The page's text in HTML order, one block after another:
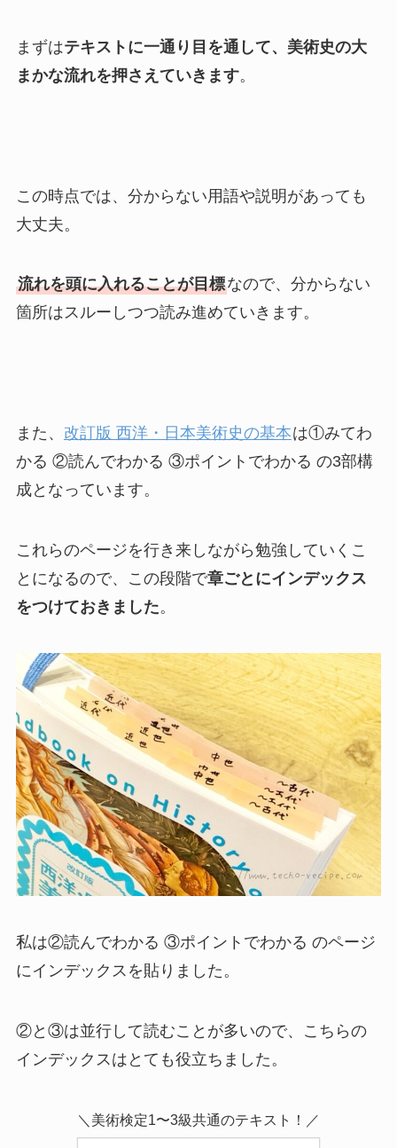
まずはテキストに一通り目を通して、美術史の大
まかな流れを押さえていきます。
この時点では、分からない用語や説明があっても
大丈夫。
流れを頭に入れることが目標なので、分からない
箇所はスルーしつつ読み進めていきます。
また、 改訂版 西洋・日本美術史の基本は①みてわ
かる ②読んでわかる ③ポイントでわかる の3部構
成となっています。
これらのページを行き来しながら勉強していくこ
とになるので、この段階で章ごとにインデックス
をつけておきました。
私は②読んでわかる ③ポイントでわかる のページ
にインデックスを貼りました。
②と③は並行して読むことが多いので、こちらの
インデックスはとても役立ちました。
＼美術検定1〜3級共通のテキスト！／